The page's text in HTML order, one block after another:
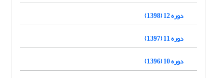
دوره 12 (1398)
دوره 11 (1397)
دوره 10 (1396)